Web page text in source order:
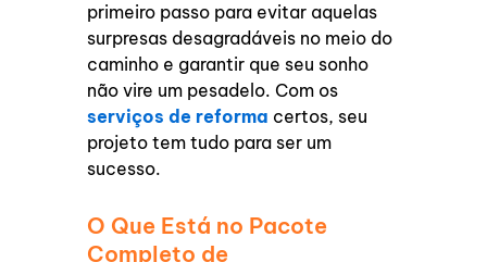
primeiro passo para evitar aquelas
surpresas desagradáveis no meio do
caminho e garantir que seu sonho
não vire um pesadelo. Com os
serviços de reforma certos, seu
projeto tem tudo para ser um
sucesso.
O Que Está no Pacote
Completo de